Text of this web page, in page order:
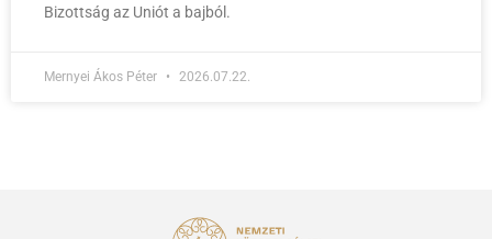
Bizottság az Uniót a bajból.
Mernyei Ákos Péter 2026.07.22.